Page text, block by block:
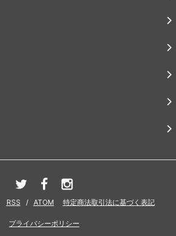
RSS / ATOM 特定商法取引法に基づく表記
プライバシーポリシー